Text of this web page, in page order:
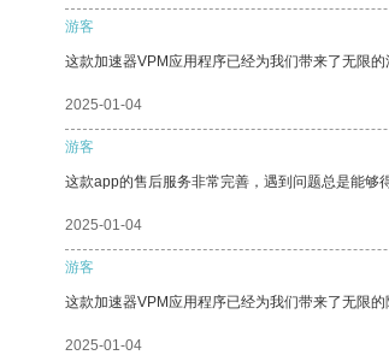
游客
这款加速器VPM应用程序已经为我们带来了无限的
2025-01-04
游客
这款app的售后服务非常完善，遇到问题总是能够
2025-01-04
游客
这款加速器VPM应用程序已经为我们带来了无限的
2025-01-04